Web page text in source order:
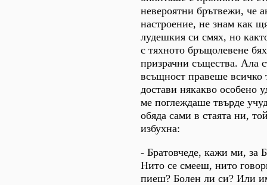
невероятни брътвежи, че
настроение, не знам как
лудешкия си смях, но
с тяхното бръщолевене
призрачни същества. Ала
всъщност правеше всичко
достави някакво особено
ме поглеждаше твърде
обяда сами в стаята ни,
избухна:
- Братовчеде, кажи ми, за
Нито се смееш, нито
пиеш? Болен ли си? Или